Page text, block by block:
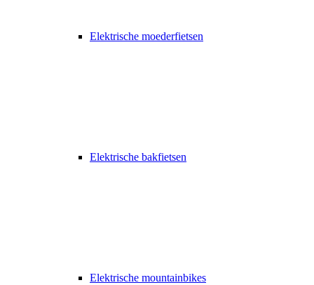
Elektrische moederfietsen
Elektrische bakfietsen
Elektrische mountainbikes